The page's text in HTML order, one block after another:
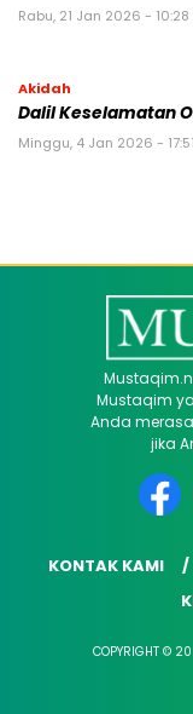
Rabu, 21 Jan 2026 - 10:28
Akidah
Minggu, 4 Jan 2026 -
Mustaqim
Anda
jika
KONTAK KAMI
COPYRIGHT ©